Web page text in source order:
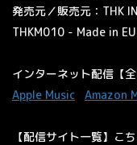
発売元／販売元： THK
THKM010 - Made in EU
インターネット配信【
Apple Music
Amazon
【配信サイト一覧】こ